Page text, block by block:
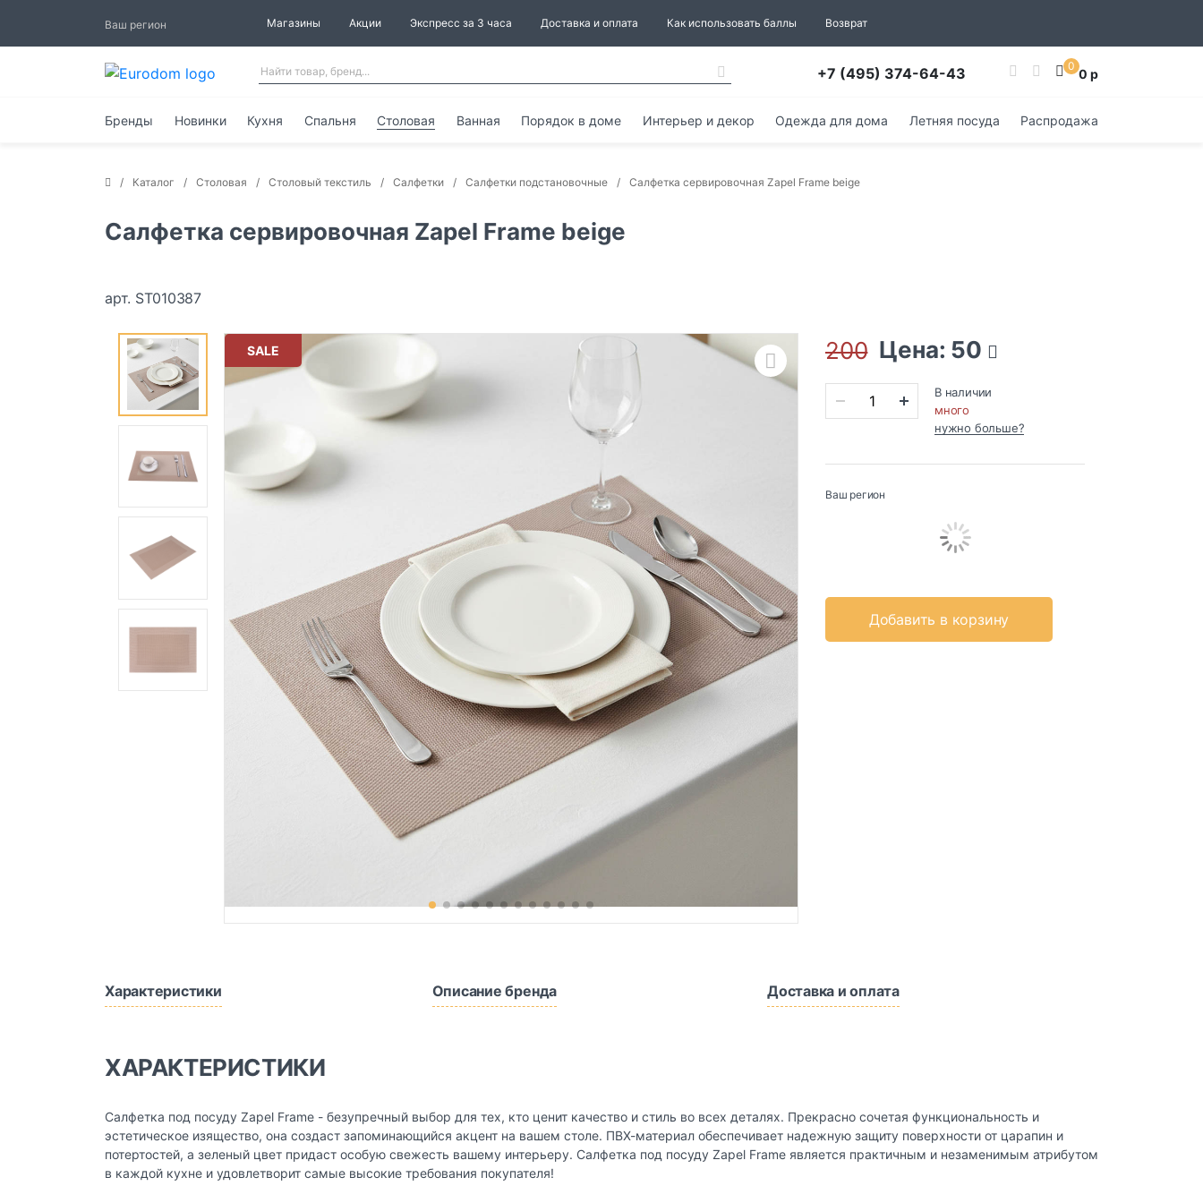
Ваш регион Магазины Акции Экспресс за 3 часа Доставка и оплата Как использовать баллы Возврат
+7 (495) 374-64-43 0 0 р
Бренды Новинки Кухня Спальня Столовая Ванная Порядок в доме Интерьер и декор Одежда для дома Летняя посуда Распродажа
Каталог Столовая Столовый текстиль Салфетки Салфетки подстановочные Салфетка сервировочная Zapel Frame beige
Салфетка сервировочная Zapel Frame beige
арт. ST010387
SALE 200 Цена: 50
В наличии
много
нужно больше?
Ваш регион
Добавить в корзину
Характеристики Описание бренда Доставка и оплата
ХАРАКТЕРИСТИКИ
Салфетка под посуду Zapel Frame - безупречный выбор для тех, кто ценит качество и стиль во всех деталях. Прекрасно сочетая функциональность и
эстетическое изящество, она создаст запоминающийся акцент на вашем столе. ПВХ-материал обеспечивает надежную защиту поверхности от царапин и
потертостей, а зеленый цвет придаст особую свежесть вашему интерьеру. Салфетка под посуду Zapel Frame является практичным и незаменимым атрибутом
в каждой кухне и удовлетворит самые высокие требования покупателя!